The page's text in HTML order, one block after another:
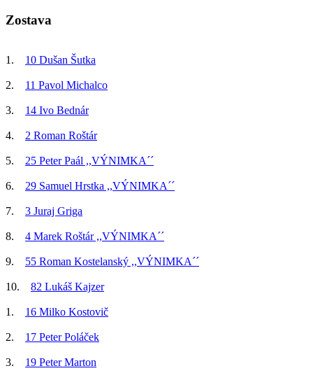
Zostava
1. 10 Dušan Šutka
2. 11 Pavol Michalco
3. 14 Ivo Bednár
4. 2 Roman Roštár
5. 25 Peter Paál ,,VÝNIMKA´´
6. 29 Samuel Hrstka ,,VÝNIMKA´´
7. 3 Juraj Griga
8. 4 Marek Roštár ,,VÝNIMKA´´
9. 55 Roman Kostelanský ,,VÝNIMKA´´
10. 82 Lukáš Kajzer
1. 16 Milko Kostovič
2. 17 Peter Poláček
3. 19 Peter Marton